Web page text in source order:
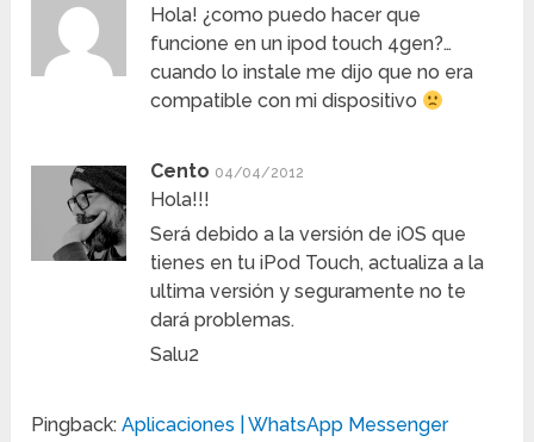
Hola! ¿como puedo hacer que
funcione en un ipod touch 4gen?…
cuando lo instale me dijo que no era
compatible con mi dispositivo
Cento 04/04/2012
Hola!!!
Será debido a la versión de iOS que
tienes en tu iPod Touch, actualiza a la
ultima versión y seguramente no te
dará problemas.
Salu2
Pingback:Aplicaciones | WhatsApp Messenger